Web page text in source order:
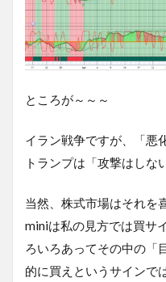
ところが～～～
イラン戦争ですが、「悪
トランプは「攻撃はしな
当然、株式市場はそれを
miniは私の見方では買サ
ろいろあってその中の「
的に買えというサインで